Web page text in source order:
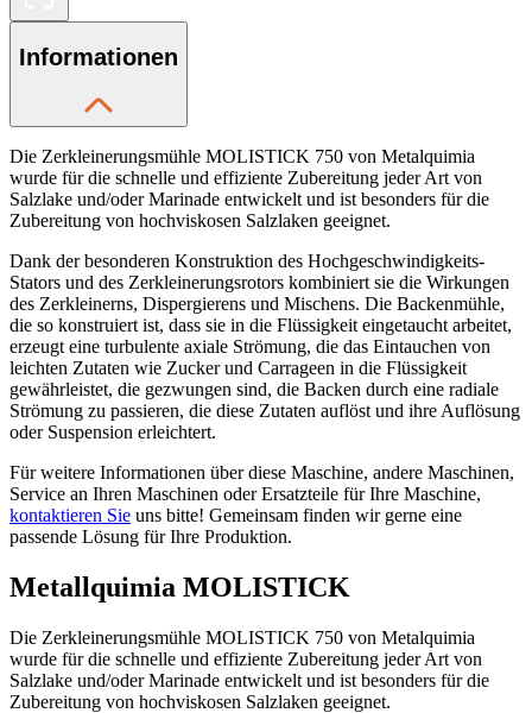
Informationen
Die Zerkleinerungsmühle MOLISTICK 750 von Metalquimia
wurde für die schnelle und effiziente Zubereitung jeder Art von
Salzlake und/oder Marinade entwickelt und ist besonders für die
Zubereitung von hochviskosen Salzlaken geeignet.
Dank der besonderen Konstruktion des Hochgeschwindigkeits-
Stators und des Zerkleinerungsrotors kombiniert sie die Wirkungen
des Zerkleinerns, Dispergierens und Mischens. Die Backenmühle,
die so konstruiert ist, dass sie in die Flüssigkeit eingetaucht arbeitet,
erzeugt eine turbulente axiale Strömung, die das Eintauchen von
leichten Zutaten wie Zucker und Carrageen in die Flüssigkeit
gewährleistet, die gezwungen sind, die Backen durch eine radiale
Strömung zu passieren, die diese Zutaten auflöst und ihre Auflösung
oder Suspension erleichtert.
Für weitere Informationen über diese Maschine, andere Maschinen,
Service an Ihren Maschinen oder Ersatzteile für Ihre Maschine,
kontaktieren Sie uns bitte! Gemeinsam finden wir gerne eine
passende Lösung für Ihre Produktion.
Metallquimia MOLISTICK
Die Zerkleinerungsmühle MOLISTICK 750 von Metalquimia
wurde für die schnelle und effiziente Zubereitung jeder Art von
Salzlake und/oder Marinade entwickelt und ist besonders für die
Zubereitung von hochviskosen Salzlaken geeignet.